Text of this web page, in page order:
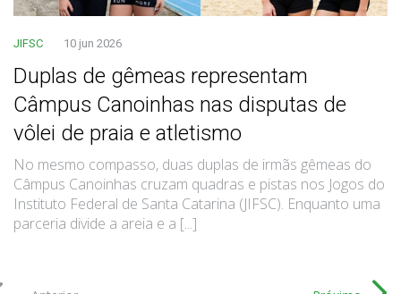
JIFSC 10 jun 2026
Duplas de gêmeas representam
Câmpus Canoinhas nas disputas de
vôlei de praia e atletismo
No mesmo compasso, duas duplas de irmãs gêmeas do
Câmpus Canoinhas cruzam quadras e pistas nos Jogos do
Instituto Federal de Santa Catarina (JIFSC). Enquanto uma
parceria divide a areia e a [...]